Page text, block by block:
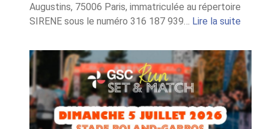
Augustins, 75006 Paris, immatriculée au répertoire
SIRENE sous le numéro 316 187 939… Lire la suite:
jeu
« GSC
Run
Set
&